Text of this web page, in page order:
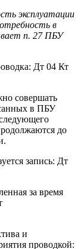
эксплуатации
в
п. 27 ПБУ
Дт 04 Кт
совершать
в ПБУ
до
запись: Дт
за время
и
проводкой: